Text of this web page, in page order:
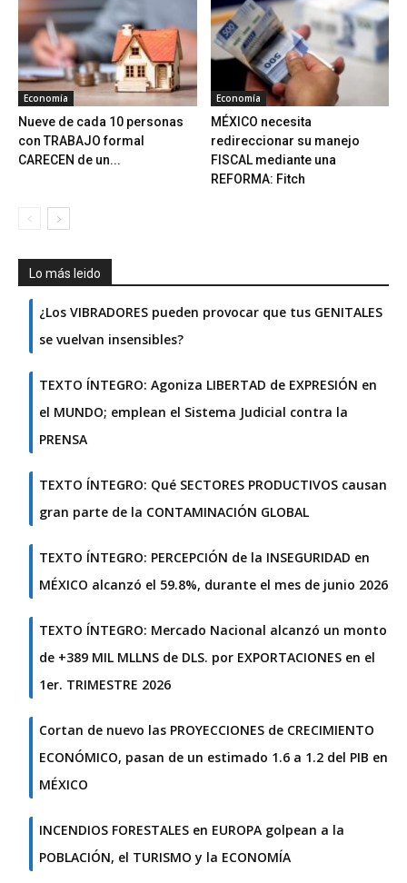
Economía
Nueve de cada 10 personas
con TRABAJO formal
CARECEN de un...
Economía
MÉXICO necesita
redireccionar su manejo
FISCAL mediante una
REFORMA: Fitch
Lo más leido
¿Los VIBRADORES pueden provocar que tus GENITALES
se vuelvan insensibles?
TEXTO ÍNTEGRO: Agoniza LIBERTAD de EXPRESIÓN en
el MUNDO; emplean el Sistema Judicial contra la
PRENSA
TEXTO ÍNTEGRO: Qué SECTORES PRODUCTIVOS causan
gran parte de la CONTAMINACIÓN GLOBAL
TEXTO ÍNTEGRO: PERCEPCIÓN de la INSEGURIDAD en
MÉXICO alcanzó el 59.8%, durante el mes de junio 2026
TEXTO ÍNTEGRO: Mercado Nacional alcanzó un monto
de +389 MIL MLLNS de DLS. por EXPORTACIONES en el
1er. TRIMESTRE 2026
Cortan de nuevo las PROYECCIONES de CRECIMIENTO
ECONÓMICO, pasan de un estimado 1.6 a 1.2 del PIB en
MÉXICO
INCENDIOS FORESTALES en EUROPA golpean a la
POBLACIÓN, el TURISMO y la ECONOMÍA